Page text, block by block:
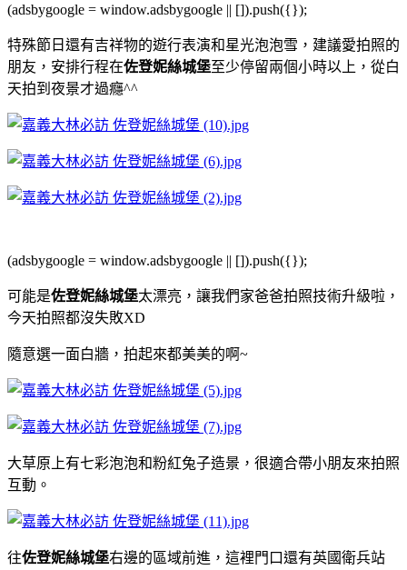
(adsbygoogle = window.adsbygoogle || []).push({});
特殊節日還有吉祥物的遊行表演和星光泡泡雪，建議愛拍照的
朋友，安排行程在佐登妮絲城堡至少停留兩個小時以上，從白
天拍到夜景才過癮^^
(adsbygoogle = window.adsbygoogle || []).push({});
可能是佐登妮絲城堡太漂亮，讓我們家爸爸拍照技術升級啦，
今天拍照都沒失敗XD
隨意選一面白牆，拍起來都美美的啊~
大草原上有七彩泡泡和粉紅兔子造景，很適合帶小朋友來拍照
互動。
往佐登妮絲城堡右邊的區域前進，這裡門口還有英國衛兵站